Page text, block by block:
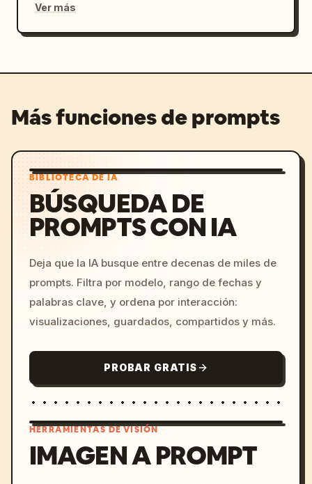
Ver más
Más funciones de prompts
BIBLIOTECA DE IA
BÚSQUEDA DE
PROMPTS CON IA
Deja que la IA busque entre decenas de miles de
prompts. Filtra por modelo, rango de fechas y
palabras clave, y ordena por interacción:
visualizaciones, guardados, compartidos y más.
PROBAR GRATIS
HERRAMIENTAS DE VISIÓN
IMAGEN A PROMPT